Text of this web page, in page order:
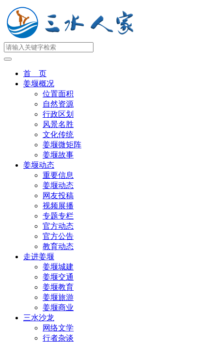
首 页
姜堰概况
位置面积
自然资源
行政区划
风景名胜
文化传统
姜堰微矩阵
姜堰故事
姜堰动态
重要信息
姜堰动态
网友投稿
视频展播
专题专栏
官方动态
官方公告
教育动态
走进姜堰
姜堰城建
姜堰交通
姜堰教育
姜堰旅游
姜堰商业
三水沙龙
网络文学
行者杂谈